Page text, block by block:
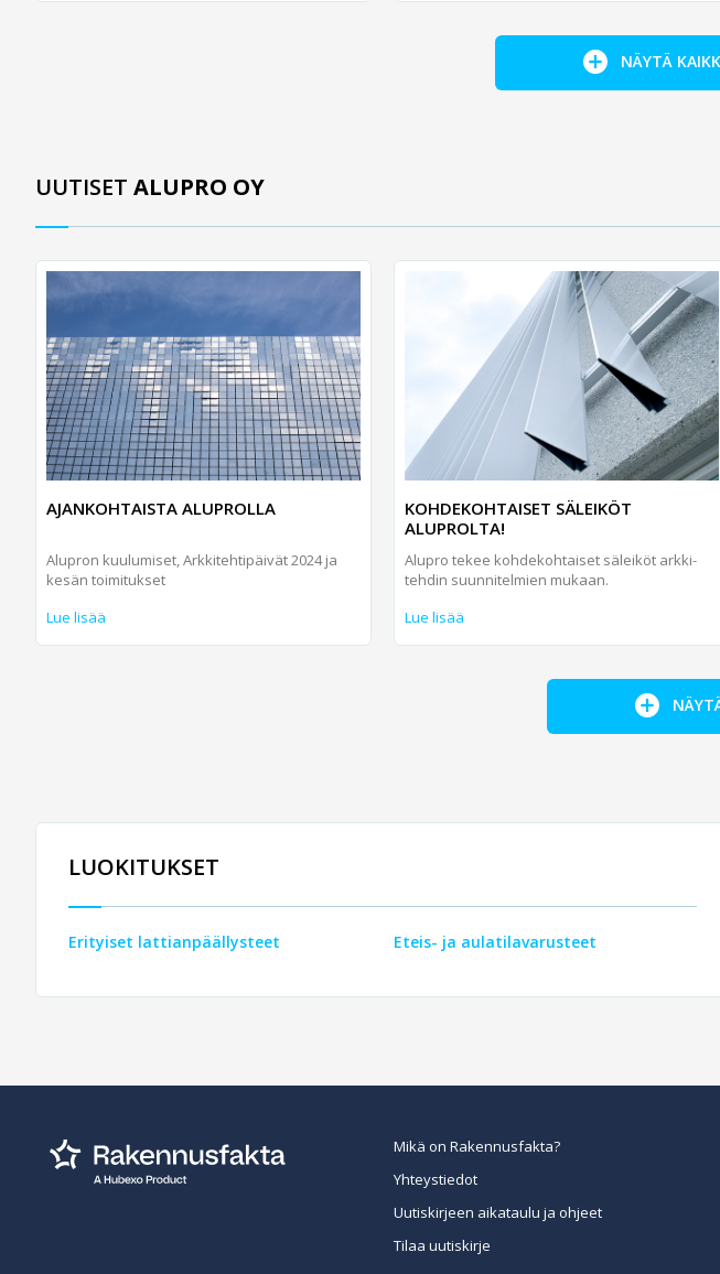
NÄYTÄ
UUTISET ALUPRO OY
AJANKOHTAISTA ALUPROLLA
Alupron kuulumiset, Arkkitehtipäivät 2024 ja
kesän toimitukset
Lue lisää
KOHDEKOHTAISET SÄLEIKÖT
ALUPROLTA!
Alupro tekee kohde­kohtaiset säleiköt arkki­
tehdin suunnitelmien mukaan.
Lue lisää
LUOKITUKSET
Erityiset lattianpäällysteet Eteis- ja aulatilavarusteet
Mikä on Rakennusfakta?
Yhteystiedot
Uutiskirjeen aikataulu ja ohjeet
Tilaa uutiskirje